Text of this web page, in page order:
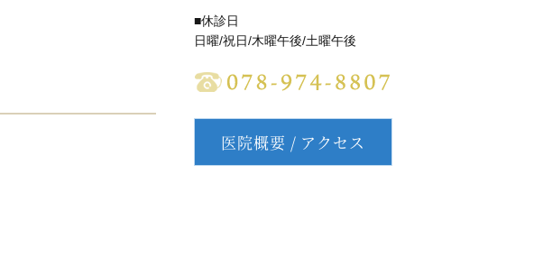
■休診日
日曜/祝日/木曜午後/土曜午後
医院概要 / アクセス